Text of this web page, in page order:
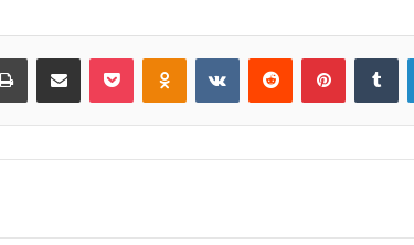
لينكدإن بينتيريست Odnoklassniki
بوكيت مشاركة عبر البريد